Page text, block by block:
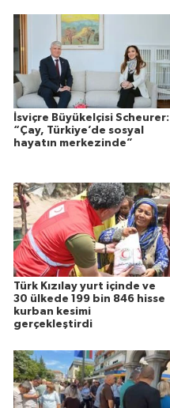
İsviçre Büyükelçisi Scheurer:
“Çay, Türkiye’de sosyal
hayatın merkezinde”
Türk Kızılay yurt içinde ve
30 ülkede 199 bin 846 hisse
kurban kesimi
gerçekleştirdi